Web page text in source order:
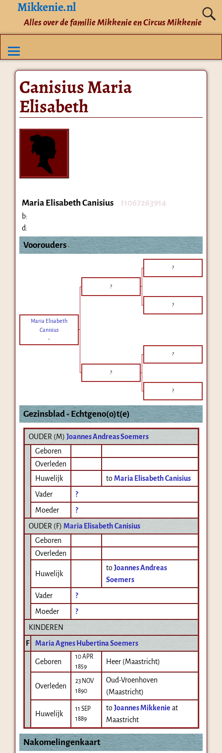
Mikkenie.nl
Alles over de familie Mikkenie en Circus Mikkenie
Canisius Maria
Elisabeth
Maria Elisabeth Canisius I1067263914
b:
d:
Voorouders
?
?
?
Maria Elisabeth
Canisius
-
?
?
?
Gezinsblad - Echtgeno(o)t(e)
OUDER (M) Joannes Andreas Soemers
Geboren
Overleden
Huwelijk
toMaria Elisabeth Canisius
Vader
?
Moeder
?
OUDER (F) Maria Elisabeth Canisius
Geboren
Overleden
Huwelijk
toJoannes Andreas
Soemers
Vader
?
Moeder
?
KINDEREN
F
Maria Agnes Hubertina Soemers
Geboren
10 APR
1859
Heer (Maastricht)
Overleden
23 NOV
1890
Oud-Vroenhoven
(Maastricht)
Huwelijk
11 SEP
1889
toJoannes Mikkenie at
Maastricht
Nakomelingenkaart